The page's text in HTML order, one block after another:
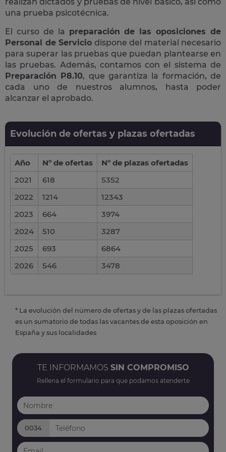
una prueba psicotécnica.
El curso de la preparación de las oposiciones de
Personal de Servicio dispone del material necesario
para superar las pruebas que puedan plantearse en
las pruebas. Además, contamos con el sistema de
Preparación P8.10, que garantiza la formación, de
cada uno de nuestros alumnos, hasta poder
alcanzar el aprobado.
Evolución de ofertas y plazas ofertadas
Año Nº de ofertas
Nº de plazas ofertadas
2021
618
5352
2022
1214
12343
2023
664
3974
2024
510
3287
2025
693
6864
2026
546 3478
* La evolución del número de ofertas y de las plazas ofertadas
es un sumatorio de todas las vacantes de esta oposición en
España y sus localidades
TE INFORMAMOS SIN COMPROMISO
Rellena el formulario para que podamos atenderte
0034